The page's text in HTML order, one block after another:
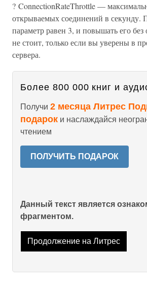
? ConnectionRateThrottle —
открываемых соединений в секунду.
параметр равен 3, и повышать его без
не стоит, только если вы уверены в
сервера.
Более 800 000 книг и
Получи 2 месяца Литрес
подарок и наслаждайся
чтением
ПОЛУЧИТЬ ПОДАРОК
Данный текст является
фрагментом.
Продолжение на Литрес